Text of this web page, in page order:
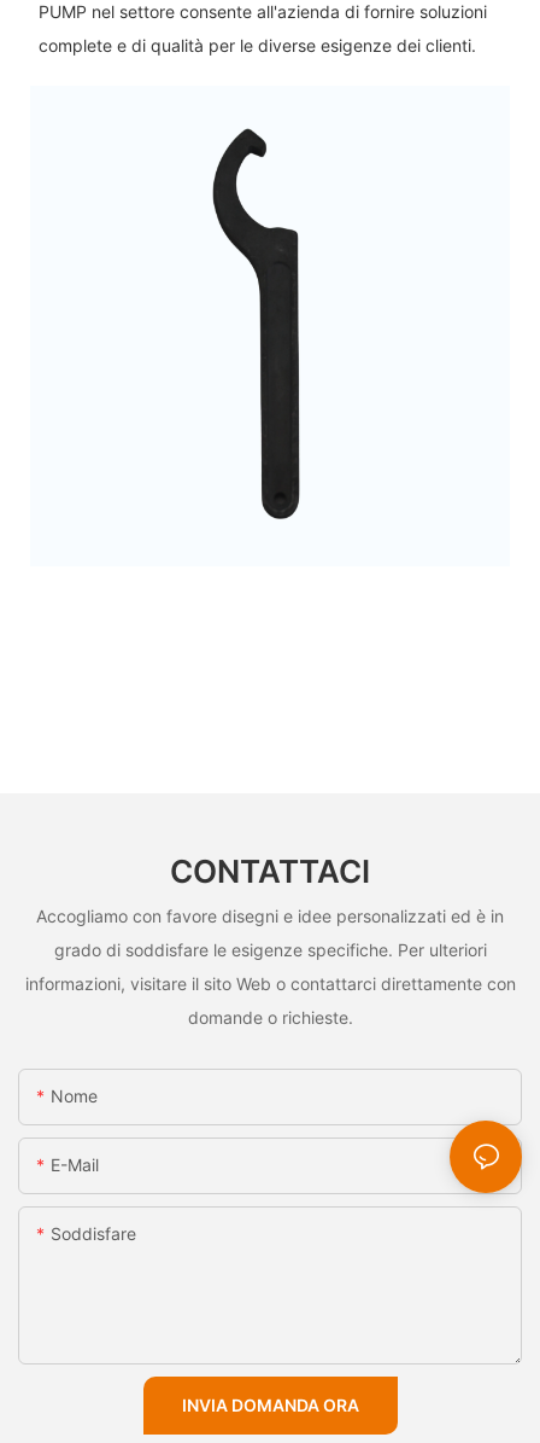
PUMP nel settore consente all'azienda di fornire soluzioni
complete e di qualità per le diverse esigenze dei clienti.
CONTATTACI
Accogliamo con favore disegni e idee personalizzati ed è in
grado di soddisfare le esigenze specifiche. Per ulteriori
informazioni, visitare il sito Web o contattarci direttamente con
domande o richieste.
Nome
E-Mail
Soddisfare
INVIA DOMANDA ORA